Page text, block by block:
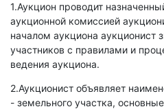
1.Аукцион проводит
аукционной комиссией
началом аукциона аукционист
участников с правилами и
ведения аукциона.
2.Аукционист объявляет
- земельного участка,